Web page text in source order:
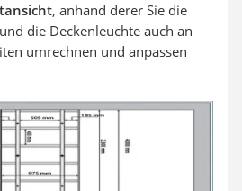
, anhand derer Sie die
die Deckenleuchte auch an
umrechnen und anpassen